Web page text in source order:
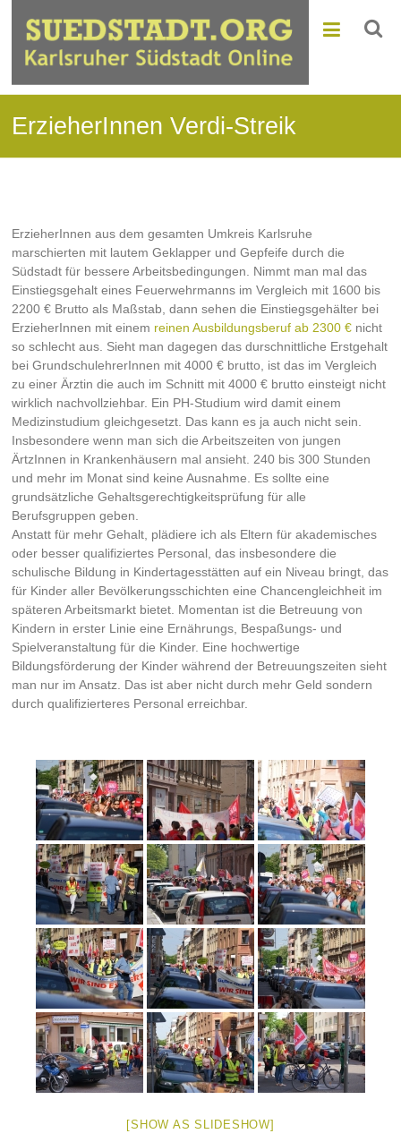
ErzieherInnen Verdi-Streik
ErzieherInnen aus dem gesamten Umkreis Karlsruhe
marschierten mit lautem Geklapper und Gepfeife durch die
Südstadt für bessere Arbeitsbedingungen. Nimmt man mal das
Einstiegsgehalt eines Feuerwehrmanns im Vergleich mit 1600 bis
2200 € Brutto als Maßstab, dann sehen die Einstiegsgehälter bei
ErzieherInnen mit einem reinen Ausbildungsberuf ab 2300 € nicht
so schlecht aus. Sieht man dagegen das durschnittliche Erstgehalt
bei GrundschulehrerInnen mit 4000 € brutto, ist das im Vergleich
zu einer Ärztin die auch im Schnitt mit 4000 € brutto einsteigt nicht
wirklich nachvollziehbar. Ein PH-Studium wird damit einem
Medizinstudium gleichgesetzt. Das kann es ja auch nicht sein.
Insbesondere wenn man sich die Arbeitszeiten von jungen
ÄrtzInnen in Krankenhäusern mal ansieht. 240 bis 300 Stunden
und mehr im Monat sind keine Ausnahme. Es sollte eine
grundsätzliche Gehaltsgerechtigkeitsprüfung für alle
Berufsgruppen geben.
Anstatt für mehr Gehalt, plädiere ich als Eltern für akademisches
oder besser qualifiziertes Personal, das insbesondere die
schulische Bildung in Kindertagesstätten auf ein Niveau bringt, das
für Kinder aller Bevölkerungsschichten eine Chancengleichheit im
späteren Arbeitsmarkt bietet. Momentan ist die Betreuung von
Kindern in erster Linie eine Ernährungs, Bespaßungs- und
Spielveranstaltung für die Kinder. Eine hochwertige
Bildungsförderung der Kinder während der Betreuungszeiten sieht
man nur im Ansatz. Das ist aber nicht durch mehr Geld sondern
durch qualifizierteres Personal erreichbar.
[SHOW AS SLIDESHOW]